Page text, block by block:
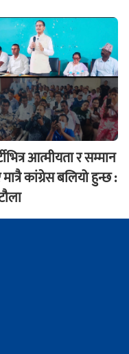
आत्मीयता र सम्मान
कांग्रेस बलियो हुन्छ :